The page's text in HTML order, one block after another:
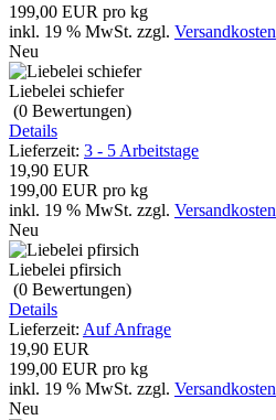
199,00 EUR pro kg
inkl. 19 % MwSt. zzgl. Versandkosten
Neu
Liebelei schiefer
(0 Bewertungen)
Details
Lieferzeit: 3 - 5 Arbeitstage
19,90 EUR
199,00 EUR pro kg
inkl. 19 % MwSt. zzgl. Versandkosten
Neu
Liebelei pfirsich
(0 Bewertungen)
Details
Lieferzeit: Auf Anfrage
19,90 EUR
199,00 EUR pro kg
inkl. 19 % MwSt. zzgl. Versandkosten
Neu